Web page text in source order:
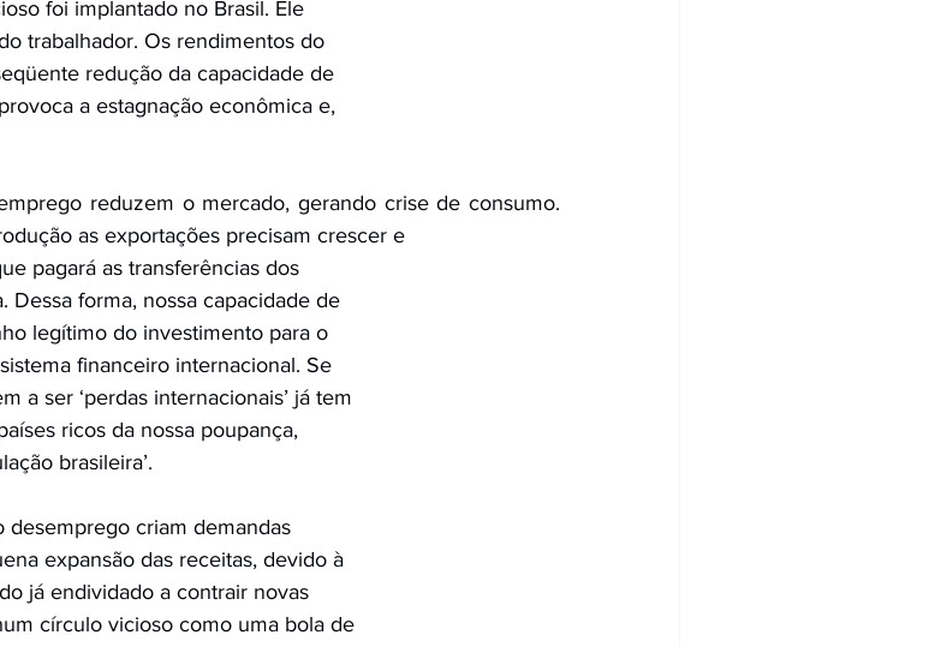
foi implantado no Brasil. Ele
trabalhador. Os rendimentos do
redução da capacidade de
a estagnação econômica e,
reduzem o mercado, gerando crise de consumo.
as exportações precisam crescer e
pagará as transferências dos
Dessa forma, nossa capacidade de
legítimo do investimento para o
financeiro internacional. Se
a ser ‘perdas internacionais’ já tem
ricos da nossa poupança,
brasileira’.
criam demandas
expansão das receitas, devido à
já endividado a contrair novas
círculo vicioso como uma bola de